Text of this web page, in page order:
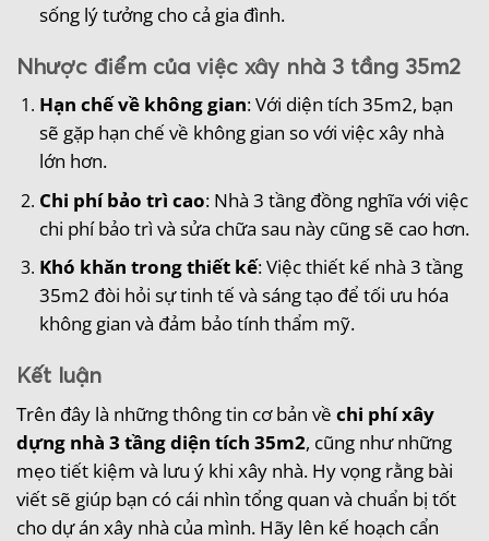
sống lý tưởng cho cả gia đình.
Nhược điểm của việc xây nhà 3 tầng 35m2
Hạn chế về không gian: Với diện tích 35m2, bạn
sẽ gặp hạn chế về không gian so với việc xây nhà
lớn hơn.
Chi phí bảo trì cao: Nhà 3 tầng đồng nghĩa với việc
chi phí bảo trì và sửa chữa sau này cũng sẽ cao hơn.
Khó khăn trong thiết kế: Việc thiết kế nhà 3 tầng
35m2 đòi hỏi sự tinh tế và sáng tạo để tối ưu hóa
không gian và đảm bảo tính thẩm mỹ.
Kết luận
Trên đây là những thông tin cơ bản về chi phí xây
dựng nhà 3 tầng diện tích 35m2, cũng như những
mẹo tiết kiệm và lưu ý khi xây nhà. Hy vọng rằng bài
viết sẽ giúp bạn có cái nhìn tổng quan và chuẩn bị tốt
cho dự án xây nhà của mình. Hãy lên kế hoạch cẩn